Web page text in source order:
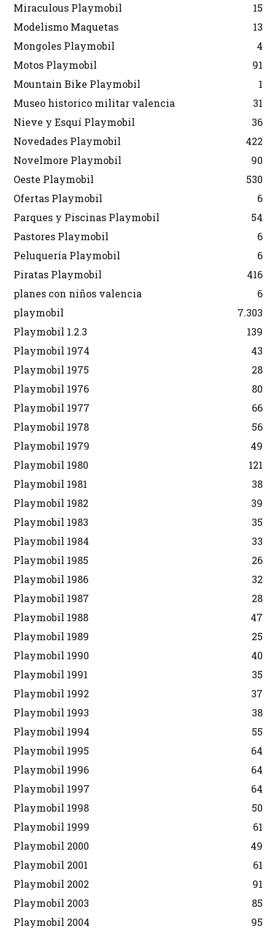
Miraculous Playmobil
15
Modelismo Maquetas
13
Mongoles Playmobil
4
Motos Playmobil
91
Mountain Bike Playmobil
1
Museo historico militar valencia
31
Nieve y Esquí Playmobil
36
Novedades Playmobil
422
Novelmore Playmobil
90
Oeste Playmobil
530
Ofertas Playmobil
6
Parques y Piscinas Playmobil
54
Pastores Playmobil
6
Peluquería Playmobil
6
Piratas Playmobil
416
planes con niños valencia
6
playmobil
7.303
Playmobil 1.2.3
139
Playmobil 1974
43
Playmobil 1975
28
Playmobil 1976
80
Playmobil 1977
66
Playmobil 1978
56
Playmobil 1979
49
Playmobil 1980
121
Playmobil 1981
38
Playmobil 1982
39
Playmobil 1983
35
Playmobil 1984
33
Playmobil 1985
26
Playmobil 1986
32
Playmobil 1987
28
Playmobil 1988
47
Playmobil 1989
25
Playmobil 1990
40
Playmobil 1991
35
Playmobil 1992
37
Playmobil 1993
38
Playmobil 1994
55
Playmobil 1995
64
Playmobil 1996
64
Playmobil 1997
64
Playmobil 1998
50
Playmobil 1999
61
Playmobil 2000
49
Playmobil 2001
61
Playmobil 2002
91
Playmobil 2003
85
Playmobil 2004
95